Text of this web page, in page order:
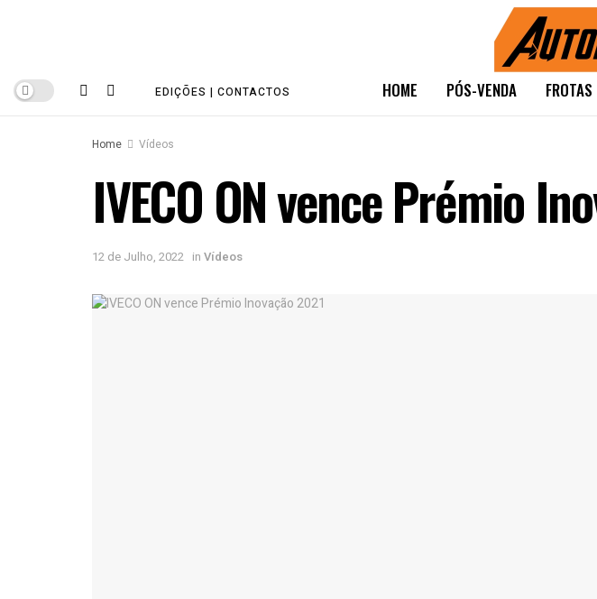
EDIÇÕES | CONTACTOS HOME PÓS-VENDA FROTAS
Home Vídeos
IVECO ON vence Prémio
12 de Julho, 2022 in Vídeos